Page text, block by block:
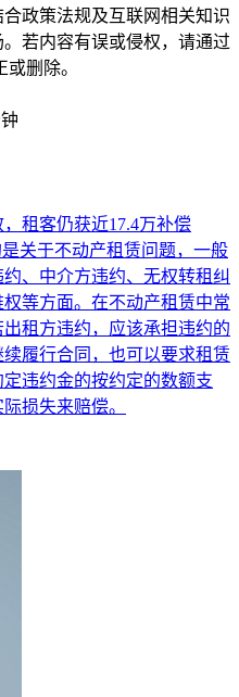
政策法规及互联网相关知识
若内容有误或侵权，请通过
删除。
租客仍获近17.4万补偿
关于不动产租赁问题，一般
、中介方违约、无权转租纠
等方面。在不动产租赁中常
租方违约，应该承担违约的
履行合同，也可以要求租赁
违约金的按约定的数额支
损失来赔偿。